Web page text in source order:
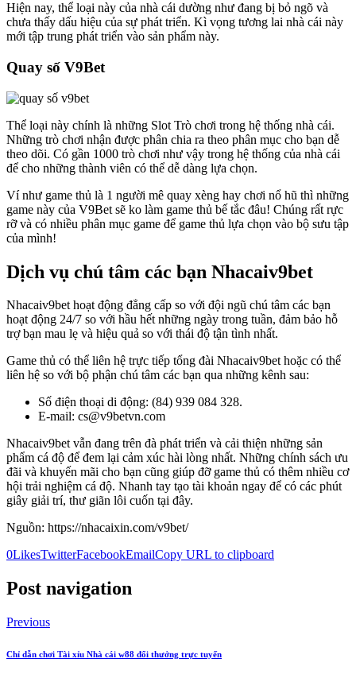
Hiện nay, thể loại này của nhà cái dường như đang bị bỏ ngõ và
chưa thấy dấu hiệu của sự phát triển. Kì vọng tương lai nhà cái này
mới tập trung phát triển vào sản phẩm này.
Quay số V9Bet
Thể loại này chính là những Slot Trò chơi trong hệ thống nhà cái.
Những trò chơi nhận được phân chia ra theo phân mục cho bạn dễ
theo dõi. Có gần 1000 trò chơi như vậy trong hệ thống của nhà cái
để cho những thành viên có thể dễ dàng lựa chọn.
Ví như game thủ là 1 người mê quay xèng hay chơi nổ hũ thì những
game này của V9Bet sẽ ko làm game thủ bế tắc đâu! Chúng rất rực
rỡ và có nhiều phân mục game để game thủ lựa chọn vào bộ sưu tập
của mình!
Dịch vụ chú tâm các bạn Nhacaiv9bet
Nhacaiv9bet hoạt động đẳng cấp so với đội ngũ chú tâm các bạn
hoạt động 24/7 so với hầu hết những ngày trong tuần, đảm bảo hỗ
trợ bạn mau lẹ và hiệu quả so với thái độ tận tình nhất.
Game thủ có thể liên hệ trực tiếp tổng đài Nhacaiv9bet hoặc có thể
liên hệ so với bộ phận chú tâm các bạn qua những kênh sau:
Số điện thoại di động: (84) 939 084 328.
E-mail: cs@v9betvn.com
Nhacaiv9bet vẫn đang trên đà phát triển và cải thiện những sản
phẩm cá độ để đem lại cảm xúc hài lòng nhất. Những chính sách ưu
đãi và khuyến mãi cho bạn cũng giúp đỡ game thủ có thêm nhiều cơ
hội trải nghiệm cá độ. Nhanh tay tạo tài khoản ngay để có các phút
giây giải trí, thư giãn lôi cuốn tại đây.
Nguồn: https://nhacaixin.com/v9bet/
0LikesTwitterFacebookEmailCopy URL to clipboard
Post navigation
Previous
Chỉ dẫn chơi Tài xỉu Nhà cái w88 đổi thưởng trực tuyến